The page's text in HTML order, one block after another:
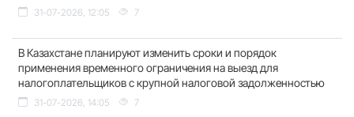
31-07-2026, 12:05 7
В Казахстане планируют изменить сроки и порядок
применения временного ограничения на выезд для
налогоплательщиков с крупной налоговой задолженностью
31-07-2026, 14:05 7